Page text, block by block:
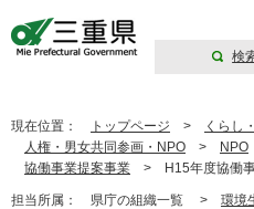
検
現在位置： トップページ > くらし
人権・男女共同参画・NPO > NPO
協働事業提案事業 > H15年度協働
担当所属： 県庁の組織一覧 > 環境